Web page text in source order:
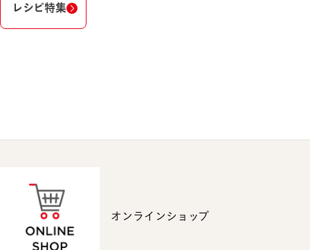
レシピ特集
オンラインショップ